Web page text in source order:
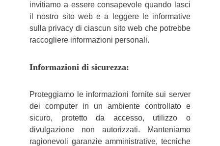
invitiamo a essere consapevole quando lasci
il nostro sito web e a leggere le informative
sulla privacy di ciascun sito web che potrebbe
raccogliere informazioni personali.
Informazioni di sicurezza:
Proteggiamo le informazioni fornite sui server
dei computer in un ambiente controllato e
sicuro, protetto da accesso, utilizzo o
divulgazione non autorizzati. Manteniamo
ragionevoli garanzie amministrative, tecniche